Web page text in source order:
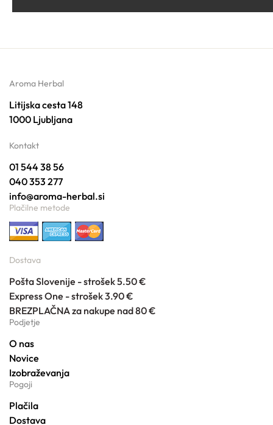
Aroma Herbal
Litijska cesta 148
1000 Ljubljana
Kontakt
01 544 38 56
040 353 277
info@aroma-herbal.si
Plačilne metode
Dostava
Pošta Slovenije - strošek 5.50 €
Express One - strošek 3.90 €
BREZPLAČNA za nakupe nad 80 €
Podjetje
O nas
Novice
Izobraževanja
Pogoji
Plačila
Dostava